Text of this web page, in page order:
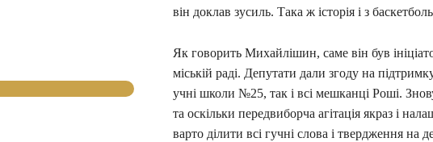
він доклав зусиль. Така ж історія і з
Як говорить Михайлішин, саме він був
міській раді. Депутати дали згоду на
учні школи №25, так і всі мешканці Роші.
та оскільки передвиборча агітація якраз і
варто ділити всі гучні слова і твердження на